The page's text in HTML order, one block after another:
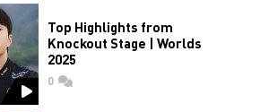
Top Highlights from
Knockout Stage | Worlds
2025
0commentaires